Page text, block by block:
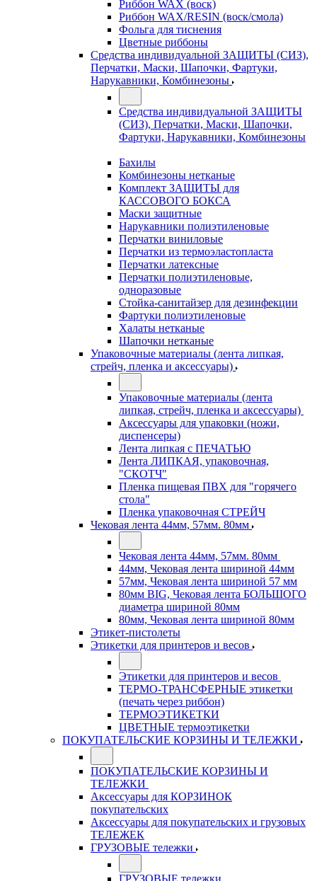
Риббон WAX (воск)
Риббон WAX/RESIN (воск/смола)
Фольга для тиснения
Цветные риббоны
Средства индивидуальной ЗАЩИТЫ (СИЗ),
Перчатки, Маски, Шапочки, Фартуки,
Нарукавники, Комбинезоны
Средства индивидуальной ЗАЩИТЫ
(СИЗ), Перчатки, Маски, Шапочки,
Фартуки, Нарукавники, Комбинезоны
Бахилы
Комбинезоны нетканые
Комплект ЗАЩИТЫ для
КАССОВОГО БОКСА
Маски защитные
Нарукавники полиэтиленовые
Перчатки виниловые
Перчатки из термоэластопласта
Перчатки латексные
Перчатки полиэтиленовые,
одноразовые
Стойка-санитайзер для дезинфекции
Фартуки полиэтиленовые
Халаты нетканые
Шапочки нетканые
Упаковочные материалы (лента липкая,
стрейч, пленка и аксессуары)
Упаковочные материалы (лента
липкая, стрейч, пленка и аксессуары)
Аксессуары для упаковки (ножи,
диспенсеры)
Лента липкая с ПЕЧАТЬЮ
Лента ЛИПКАЯ, упаковочная,
"СКОТЧ"
Пленка пищевая ПВХ для "горячего
стола"
Пленка упаковочная СТРЕЙЧ
Чековая лента 44мм, 57мм. 80мм
Чековая лента 44мм, 57мм. 80мм
44мм, Чековая лента шириной 44мм
57мм, Чековая лента шириной 57 мм
80мм BIG, Чековая лента БОЛЬШОГО
диаметра шириной 80мм
80мм, Чековая лента шириной 80мм
Этикет-пистолеты
Этикетки для принтеров и весов
Этикетки для принтеров и весов
ТЕРМО-ТРАНСФЕРНЫЕ этикетки
(печать через риббон)
ТЕРМОЭТИКЕТКИ
ЦВЕТНЫЕ термоэтикетки
ПОКУПАТЕЛЬСКИЕ КОРЗИНЫ И ТЕЛЕЖКИ
ПОКУПАТЕЛЬСКИЕ КОРЗИНЫ И
ТЕЛЕЖКИ
Аксессуары для КОРЗИНОК
покупательских
Аксессуары для покупательских и грузовых
ТЕЛЕЖЕК
ГРУЗОВЫЕ тележки
ГРУЗОВЫЕ тележки